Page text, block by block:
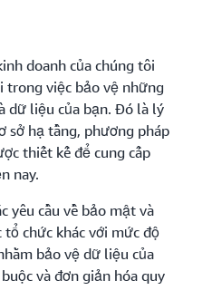
doanh của chúng tôi
trong việc bảo vệ những
dữ liệu của bạn. Đó là lý
sở hạ tầng, phương pháp
thiết kế để cung cấp
nay.
yêu cầu về bảo mật và
tổ chức khác với mức độ
bảo vệ dữ liệu của
và đơn giản hóa quy